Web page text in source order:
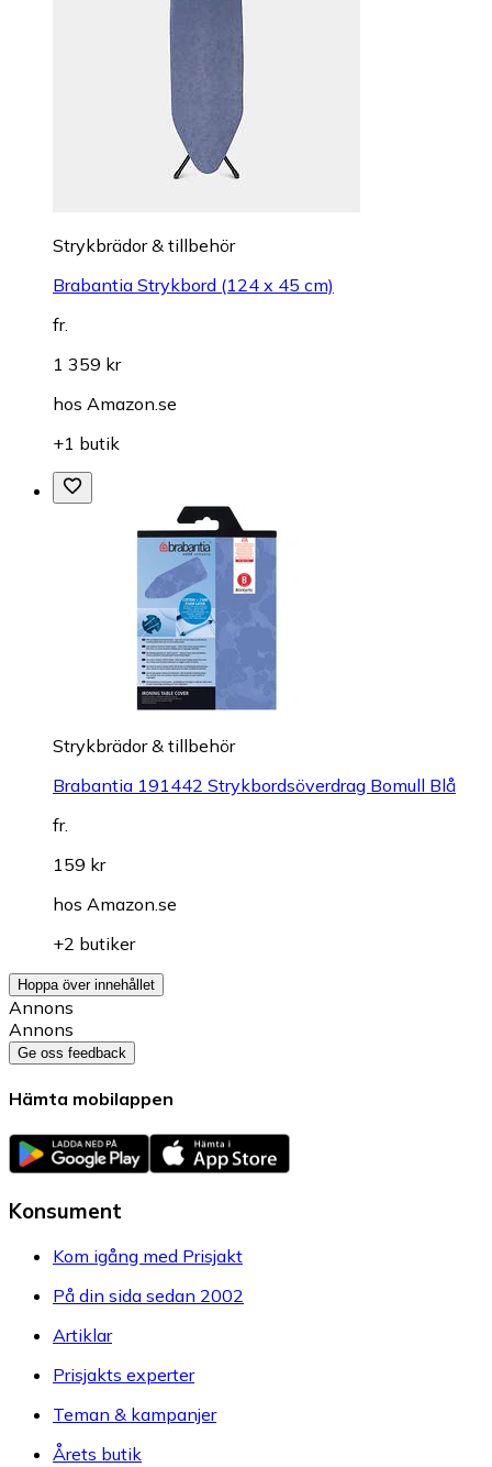
Strykbrädor & tillbehör
Brabantia Strykbord (124 x 45 cm)
fr.
1 359 kr
hos Amazon.se
+1 butik
Strykbrädor & tillbehör
Brabantia 191442 Strykbordsöverdrag Bomull Blå
fr.
159 kr
hos Amazon.se
+2 butiker
Hoppa över innehållet
Annons
Annons
Ge oss feedback
Hämta mobilappen
Konsument
Kom igång med Prisjakt
På din sida sedan 2002
Artiklar
Prisjakts experter
Teman & kampanjer
Årets butik